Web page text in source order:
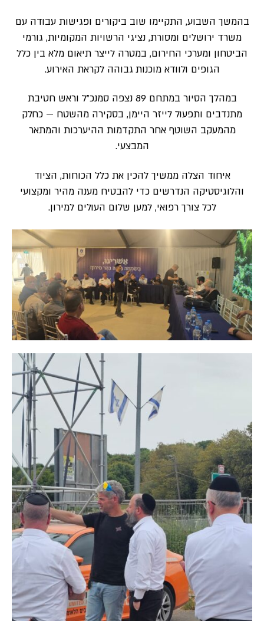
בהמשך השבוע, התקיימו שוב ביקורים ופגישות עבודה עם
משרד ירושלים ומסורת, נציגי הרשויות המקומיות, גורמי
הביטחון ומערכי החירום, במטרה לייצר תיאום מלא בין כלל
הגופים ולוודא מוכנות גבוהה לקראת האירוע.
במהלך הסיור במתחם 89 נצפה סמנכ”ל וראש חטיבת
מתנדבים ותפעול לייזר היימן, בסקירה מהשטח — כחלק
מהמעקב השוטף אחר התקדמות ההיערכות והמתאר
המבצעי.
איחוד הצלה ממשיך להכין את כלל הכוחות, הציוד
והלוגיסטיקה הנדרשים כדי להבטיח מענה מהיר ומקצועי
לכל צורך רפואי, למען שלום העולים למירון.